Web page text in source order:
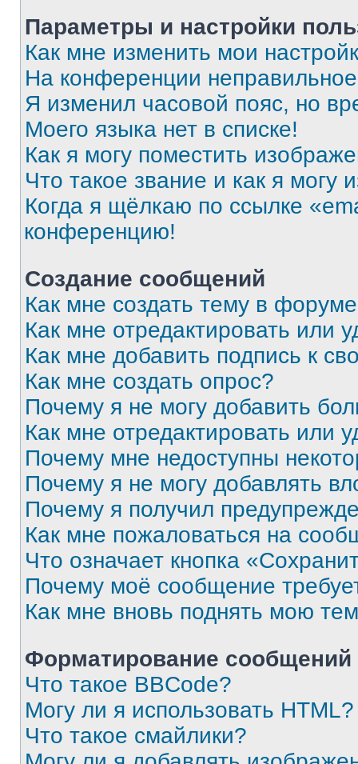
Параметры и настройки
Как мне изменить мои
На конференции
Я изменил часовой пояс, но
Моего языка нет в списке!
Как я могу поместить
Что такое звание и как я могу
Когда я щёлкаю по ссылке
конференцию!
Создание сообщений
Как мне создать тему в
Как мне отредактировать или
Как мне добавить подпись к
Как мне создать опрос?
Почему я не могу добавить
Как мне отредактировать или
Почему мне недоступны
Почему я не могу добавлять
Почему я получил
Как мне пожаловаться на
Что означает кнопка
Почему моё сообщение
Как мне вновь поднять мою
Форматирование
Что такое BBCode?
Могу ли я использовать HTML?
Что такое смайлики?